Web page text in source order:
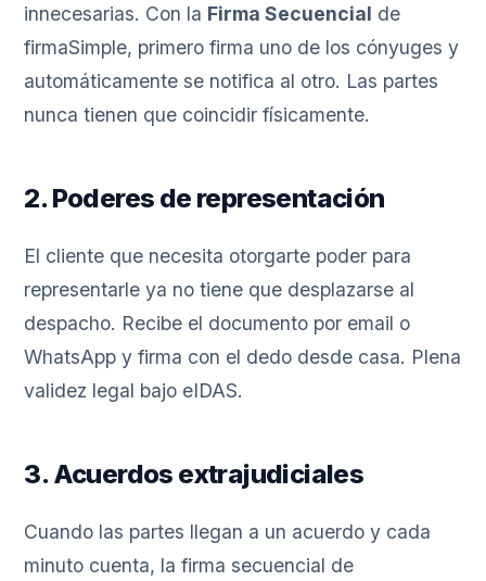
innecesarias. Con la Firma Secuencial de
firmaSimple, primero firma uno de los cónyuges y
automáticamente se notifica al otro. Las partes
nunca tienen que coincidir físicamente.
2. Poderes de representación
El cliente que necesita otorgarte poder para
representarle ya no tiene que desplazarse al
despacho. Recibe el documento por email o
WhatsApp y firma con el dedo desde casa. Plena
validez legal bajo eIDAS.
3. Acuerdos extrajudiciales
Cuando las partes llegan a un acuerdo y cada
minuto cuenta, la firma secuencial de